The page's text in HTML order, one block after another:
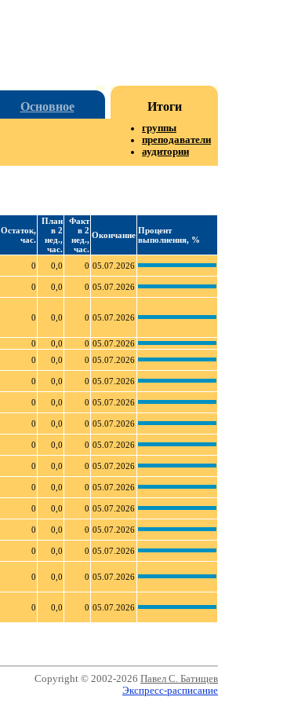
Основное Итоги
группы
преподаватели
аудитории
Остаток,
час.
План
в 2
нед.,
час.
Факт
в 2
нед.,
час.
Окончание Процент
выполнения, %
0 0,0 0 05.07.2026
0 0,0 0 05.07.2026
0 0,0 0 05.07.2026
0 0,0 0 05.07.2026
0 0,0 0 05.07.2026
0 0,0 0 05.07.2026
0 0,0 0 05.07.2026
0 0,0 0 05.07.2026
0 0,0 0 05.07.2026
0 0,0 0 05.07.2026
0 0,0 0 05.07.2026
0 0,0 0 05.07.2026
0 0,0 0 05.07.2026
0 0,0 0 05.07.2026
0 0,0 0 05.07.2026
0 0,0 0 05.07.2026
Copyright © 2002-2026 Павел С. Батищев
Экспресс-расписание